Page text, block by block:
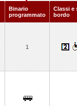
Binario
programmato
Classi e
bordo
1